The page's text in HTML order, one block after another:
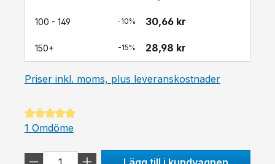
100 - 149 -10% 30,66 kr
150+ -15% 28,98 kr
Priser inkl. moms, plus leveranskostnader
Genomsnittligt betyg på 5 av 5 stjärnor
1 Omdöme